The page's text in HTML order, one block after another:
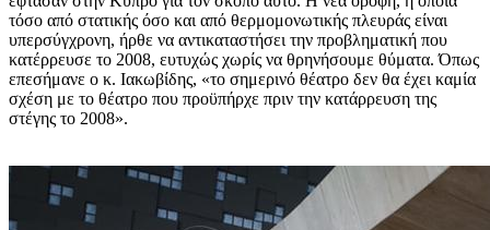
τόσο από στατικής όσο και από θερμομονωτικής πλευράς είναι
υπερσύγχρονη, ήρθε να αντικαταστήσει την προβληματική που
κατέρρευσε το 2008, ευτυχώς χωρίς να θρηνήσουμε θύματα. Όπως
επεσήμανε ο κ. Ιακωβίδης, «το σημερινό θέατρο δεν θα έχει καμία
σχέση με το θέατρο που προϋπήρχε πριν την κατάρρευση της
στέγης το 2008».